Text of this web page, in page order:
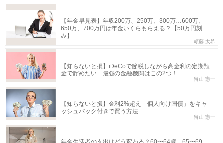
【年金早見表】年収200万、250万、300万…600万、
650万、700万円は年金いくらもらえる？【50万円刻
み】
頼藤 太希
【知らないと損】iDeCoで節税しながら高金利の定期預
金で貯めたい…最強の金融機関はこの2つ！
畠山 憲一
【知らないと損】金利2%超え「個人向け国債」をキャ
ッシュバック付きで買う方法
畠山 憲一